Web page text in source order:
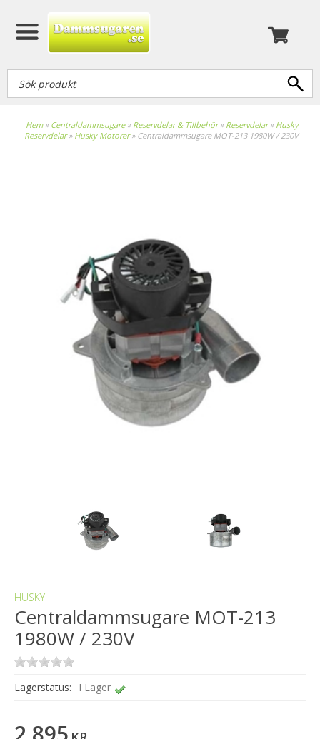
Hem» Centraldammsugare» Reservdelar & Tillbehör» Reservdelar» Husky
Reservdelar» Husky Motorer» Centraldammsugare MOT-213 1980W / 230V
HUSKY
Centraldammsugare MOT-213
1980W / 230V
Lagerstatus: I Lager